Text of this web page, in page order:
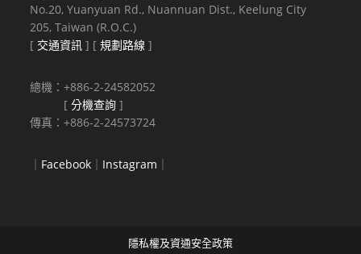
No.20, Yuanyuan Rd., Nuannuan Dist., Keelung City
205, Taiwan (R.O.C.)
[ 交通資訊 ] [規劃路線 ]
總機：+886-2-24582052
[分機查詢 ]
傳真：+886-2-24573724
｜ Facebook ｜ Instagram ｜
隱私權及資通安全政策